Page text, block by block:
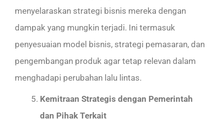
menyelaraskan strategi bisnis mereka dengan
dampak yang mungkin terjadi. Ini termasuk
penyesuaian model bisnis, strategi pemasaran, dan
pengembangan produk agar tetap relevan dalam
menghadapi perubahan lalu lintas.
Kemitraan Strategis dengan Pemerintah
dan Pihak Terkait